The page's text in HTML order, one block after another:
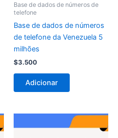
Base de dados de números de
telefone
Base de dados de números
de telefone da Venezuela 5
milhões
$3.500
Adicionar